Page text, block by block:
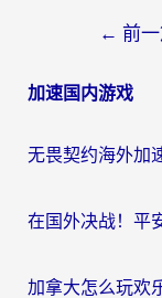
导
← 前
加速国内游戏